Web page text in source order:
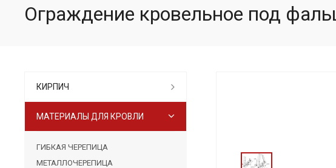
Ограждение кровельное под
КИРПИЧ
МАТЕРИАЛЫ ДЛЯ КРОВЛИ
ГИБКАЯ ЧЕРЕПИЦА
МЕТАЛЛОЧЕРЕПИЦА